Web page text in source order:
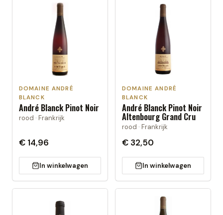
DOMAINE ANDRÉ
BLANCK
André Blanck Pinot Noir
rood · Frankrijk
€ 14,96
In winkelwagen
DOMAINE ANDRÉ
BLANCK
André Blanck Pinot Noir
Altenbourg Grand Cru
rood · Frankrijk
€ 32,50
In winkelwagen